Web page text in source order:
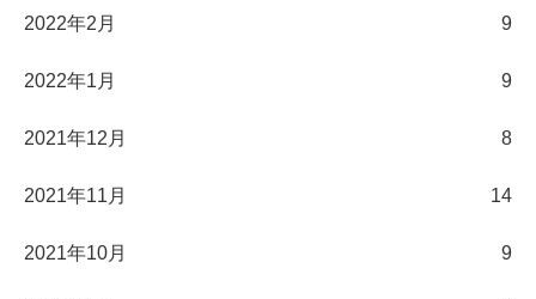
2022年2月 9
2022年1月 9
2021年12月 8
2021年11月 14
2021年10月 9